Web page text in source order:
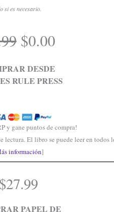
si es necesario.
Original
price
was:
$6.99.
$0.00Current
is:
$0.00.
DESDE
RULE PRESS
y gane puntos de compra!
El libro se puede leer en todos
información]
$27.99
PAPEL DE